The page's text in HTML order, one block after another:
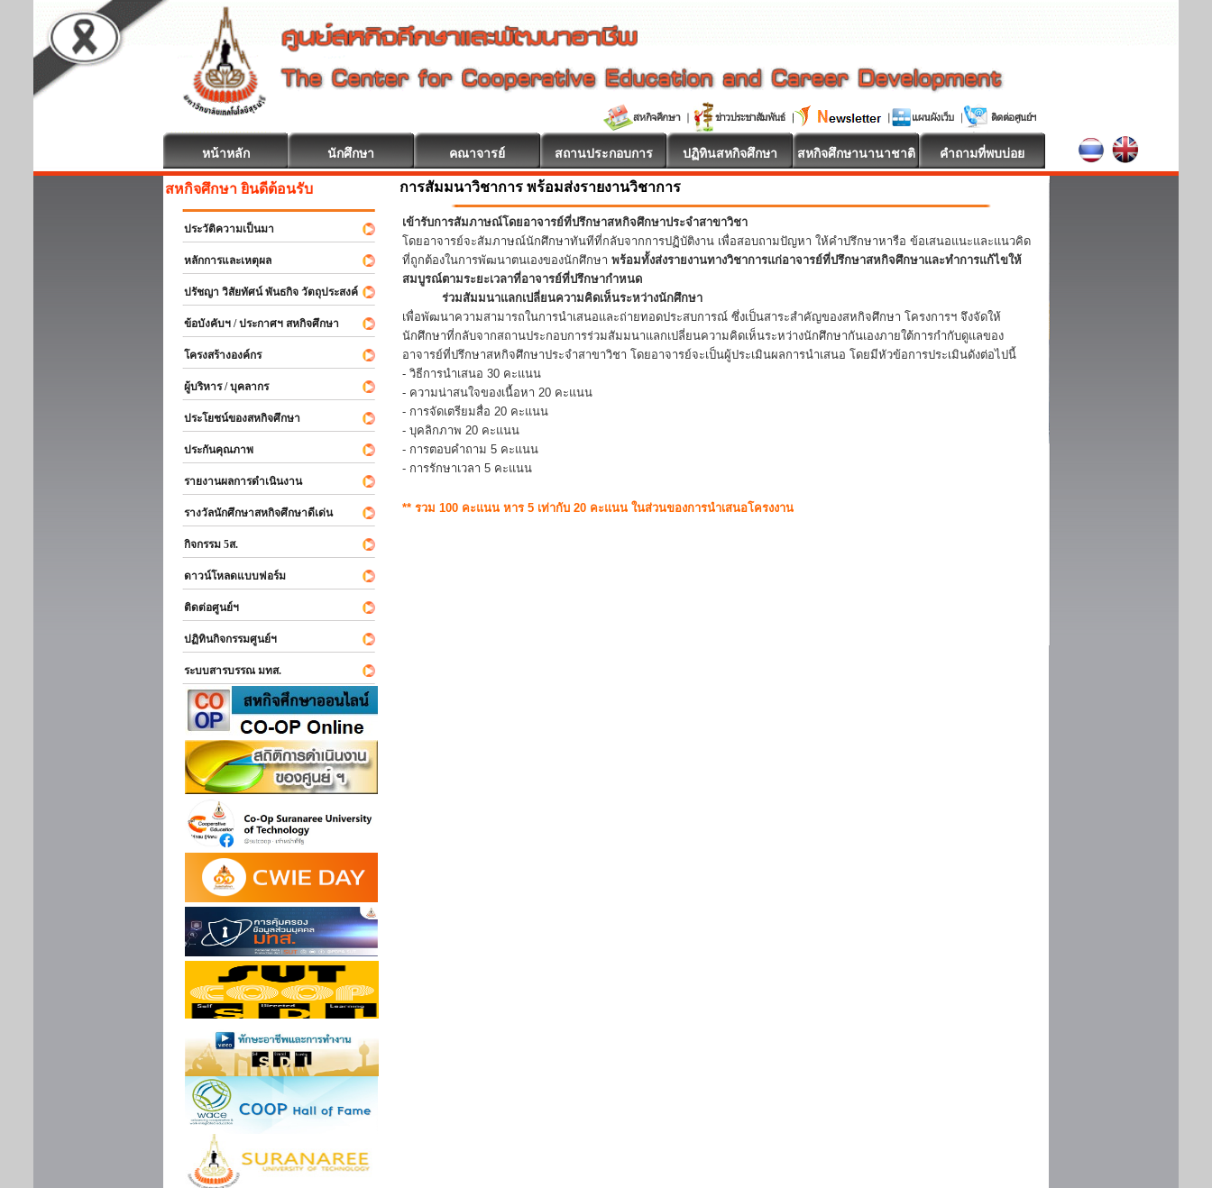
หน้าหลัก นักศึกษา คณาจารย์ สถานประกอบการ ปฏิทินสหกิจศึกษา สหกิจศึกษานานาชาติ คำถามที่พบบ่อย
สหกิจศึกษา ยินดีต้อนรับ
ประวัติความเป็นมา
หลักการและเหตุผล
ปรัชญา วิสัยทัศน์ พันธกิจ วัตถุประสงค์
ข้อบังคับฯ / ประกาศฯ สหกิจศึกษา
โครงสร้างองค์กร
ผู้บริหาร / บุคลากร
ประโยชน์ของสหกิจศึกษา
ประกันคุณภาพ
รายงานผลการดำเนินงาน
รางวัลนักศึกษาสหกิจศึกษาดีเด่น
กิจกรรม 5ส.
ดาวน์โหลดแบบฟอร์ม
ติดต่อศูนย์ฯ
ปฏิทินกิจกรรมศูนย์ฯ
ระบบสารบรรณ มทส.
การสัมมนาวิชาการ พร้อมส่งรายงานวิชาการ
เข้ารับการสัมภาษณ์โดยอาจารย์ที่ปรึกษาสหกิจศึกษาประจำสาขาวิชา
โดยอาจารย์จะสัมภาษณ์นักศึกษาทันทีที่กลับจากการปฏิบัติงาน เพื่อสอบถามปัญหา ให้คำปรึกษาหารือ ข้อเสนอแนะและแนวคิด
ที่ถูกต้องในการพัฒนาตนเองของนักศึกษา พร้อมทั้งส่งรายงานทางวิชาการแก่อาจารย์ที่ปรึกษาสหกิจศึกษาและทำการแก้ไขให้
สมบูรณ์ตามระยะเวลาที่อาจารย์ที่ปรึกษากำหนด
ร่วมสัมมนาแลกเปลี่ยนความคิดเห็นระหว่างนักศึกษา
เพื่อพัฒนาความสามารถในการนำเสนอและถ่ายทอดประสบการณ์ ซึ่งเป็นสาระสำคัญของสหกิจศึกษา โครงการฯ จึงจัดให้
นักศึกษาที่กลับจากสถานประกอบการร่วมสัมมนาแลกเปลี่ยนความคิดเห็นระหว่างนักศึกษากันเองภายใต้การกำกับดูแลของ
อาจารย์ที่ปรึกษาสหกิจศึกษาประจำสาขาวิชา โดยอาจารย์จะเป็นผู้ประเมินผลการนำเสนอ โดยมีหัวข้อการประเมินดังต่อไปนี้
- วิธีการนำเสนอ 30 คะแนน
- ความน่าสนใจของเนื้อหา 20 คะแนน
- การจัดเตรียมสื่อ 20 คะแนน
- บุคลิกภาพ 20 คะแนน
- การตอบคำถาม 5 คะแนน
- การรักษาเวลา 5 คะแนน
** รวม 100 คะแนน หาร 5 เท่ากับ 20 คะแนน ในส่วนของการนำเสนอโครงงาน